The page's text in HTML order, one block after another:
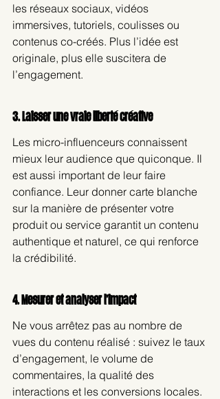
les réseaux sociaux, vidéos
immersives, tutoriels, coulisses ou
contenus co-créés. Plus l’idée est
originale, plus elle suscitera de
l’engagement.
3. Laisser une vraie liberté créative
Les micro-influenceurs connaissent
mieux leur audience que quiconque. Il
est aussi important de leur faire
confiance. Leur donner carte blanche
sur la manière de présenter votre
produit ou service garantit un contenu
authentique et naturel, ce qui renforce
la crédibilité.
4. Mesurer et analyser l’impact
Ne vous arrêtez pas au nombre de
vues du contenu réalisé : suivez le taux
d’engagement, le volume de
commentaires, la qualité des
interactions et les conversions locales.